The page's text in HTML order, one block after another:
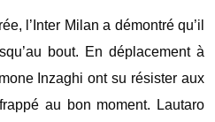
l’Inter Milan a démontré qu’il
bout. En déplacement à
Inzaghi ont su résister aux
au bon moment. Lautaro